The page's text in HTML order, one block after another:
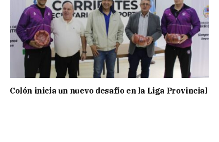
Colón inicia un nuevo desafío en la Liga Provincial